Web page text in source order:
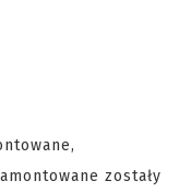
zostały